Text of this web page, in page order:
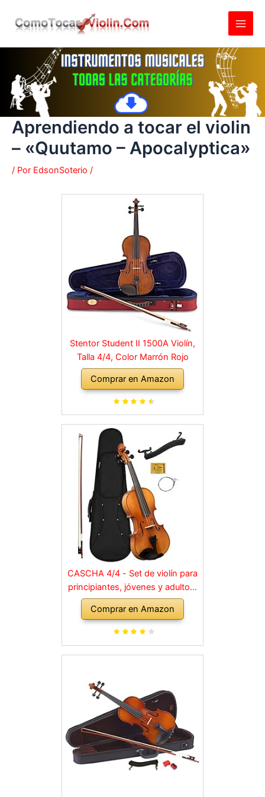
Aprendiendo a tocar el violin
– «Quutamo – Apocalyptica»
/ Por EdsonSoterio /
Stentor Student II 1500A Violín,
Talla 4/4, Color Marrón Rojo
Comprar en Amazon
CASCHA 4/4 - Set de violín para
principiantes, jóvenes y adultos,
violín macizo con arco, colofonia,
cuerdas de repuesto, soporte
para hombro, maletín, abeto
Comprar en Amazon